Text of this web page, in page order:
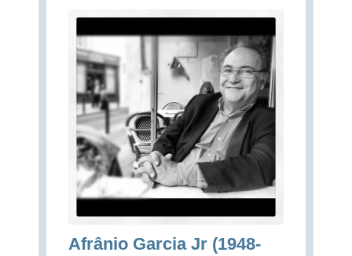
Afrânio Garcia Jr (1948-